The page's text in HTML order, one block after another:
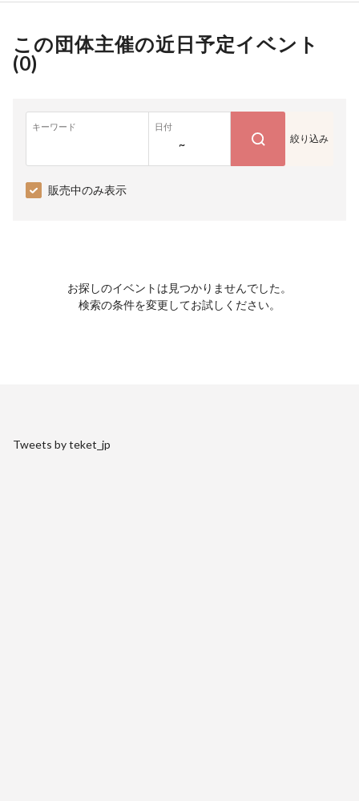
この団体主催の近日予定イベント
(0)
キーワード 日付
~ 絞り込み
販売中のみ表示
お探しのイベントは見つかりませんでした。
検索の条件を変更してお試しください。
Tweets by teket_jp